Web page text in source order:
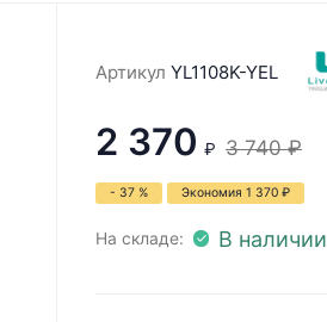
Артикул YL1108K-YEL
2 370 ₽ 3 740 ₽
- 37 % Экономия 1 370 ₽
На складе: В наличии